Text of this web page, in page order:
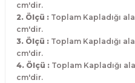
cm'dir.
2. Ölçü : Toplam Kapladığı
cm'dir.
3. Ölçü : Toplam Kapladığı
cm'dir.
4. Ölçü : Toplam Kapladığı
cm'dir.